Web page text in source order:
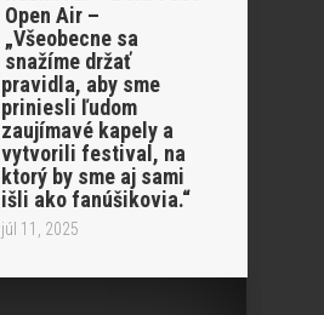
Open Air –
„Všeobecne sa
snažíme držať
pravidla, aby sme
priniesli ľudom
zaujímavé kapely a
vytvorili festival, na
ktorý by sme aj sami
išli ako fanúšikovia.“
júl 11, 2025